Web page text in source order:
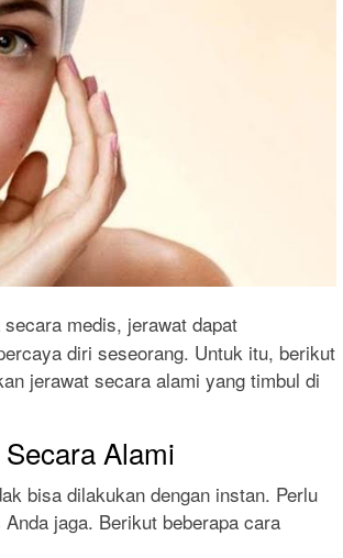
medis, jerawat dapat
diri seseorang. Untuk itu, berikut
jerawat secara alami yang timbul di
Alami
bisa dilakukan dengan instan. Perlu
jaga. Berikut beberapa cara